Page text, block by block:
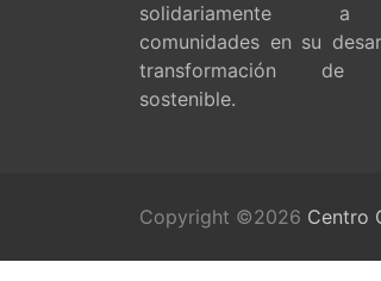
solidariamente
comunidades en su
transformación de
sostenible.
Copyright ©2026 Centro